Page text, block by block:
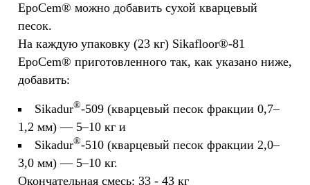
EpoCem® можно добавить сухой кварцевый
песок.
На каждую упаковку (23 кг) Sikafloor®-81
EpoCem® приготовленного так, как указано ниже,
добавить:
Sikadur®-509 (кварцевый песок фракции 0,7–
1,2 мм) — 5–10 кг и
Sikadur®-510 (кварцевый песок фракции 2,0–
3,0 мм) — 5–10 кг.
Окончательная смесь: 33 - 43 кг